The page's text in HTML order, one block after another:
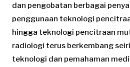
dan pengobatan berbagai
penggunaan teknologi
hingga teknologi pencitraan
radiologi terus berkembang
teknologi dan pemahaman